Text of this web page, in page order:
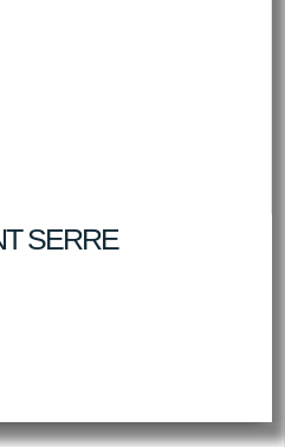
SERRE